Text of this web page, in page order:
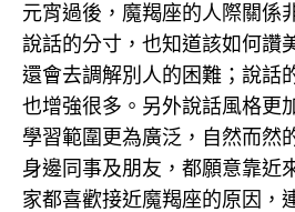
元宵過後，魔羯座的人際關係
說話的分寸，也知道該如何讚
還會去調解別人的困難；說話
也增強很多。另外說話風格更
學習範圍更為廣泛，自然而然
身邊同事及朋友，都願意靠近
家都喜歡接近魔羯座的原因，